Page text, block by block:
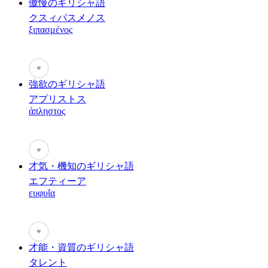
傲慢のギリシャ語
クスィパスメノス
ξιπασμένος
♥
強欲のギリシャ語
アプリストス
άπληστος
♥
才気・機知のギリシャ語
エフティーア
ευφυΐα
♥
才能・資質のギリシャ語
タレント